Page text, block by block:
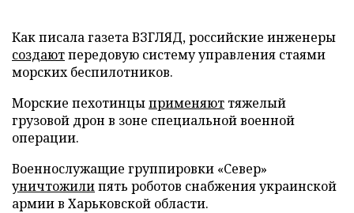
Как писала газета ВЗГЛЯД, российские инженеры
создаютпередовую систему управления стаями
морских беспилотников.
Морские пехотинцыприменяют тяжелый
грузовой дрон в зоне специальной военной
операции.
Военнослужащие группировки «Север»
уничтожилипять роботов снабжения украинской
армии в Харьковской области.